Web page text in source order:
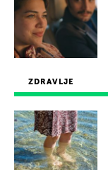
ZDRAVLJE